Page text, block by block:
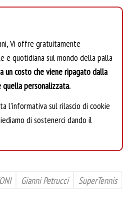
Vi offre gratuitamente
e quotidiana sul mondo della palla
un costo che viene ripagato dalla
personalizzata.
l’informativa sul rilascio di cookie
di sostenerci dando il
Gianni Petrucci SuperTennis